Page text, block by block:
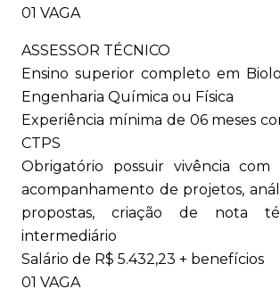
01 VAGA
ASSESSOR TÉCNICO
Ensino superior completo em
Engenharia Química ou Física
Experiência mínima de 06 meses
CTPS
Obrigatório possuir vivência com
acompanhamento de projetos,
propostas, criação de nota
intermediário
Salário de R$ 5.432,23 + benefícios
01 VAGA